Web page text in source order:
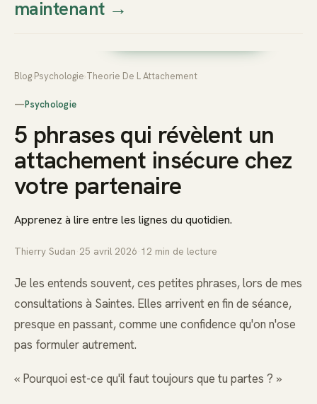
Thierry
Prendre rendez-vous dès
maintenant→
Blog Psychologie Theorie De L Attachement
—Psychologie
5 phrases qui révèlent un
attachement insécure chez
votre partenaire
Apprenez à lire entre les lignes du quotidien.
Thierry Sudan 25 avril 2026 12 min de lecture
Je les entends souvent, ces petites phrases, lors de mes
consultations à Saintes. Elles arrivent en fin de séance,
presque en passant, comme une confidence qu'on n'ose
pas formuler autrement.
« Pourquoi est-ce qu'il faut toujours que tu partes ? »